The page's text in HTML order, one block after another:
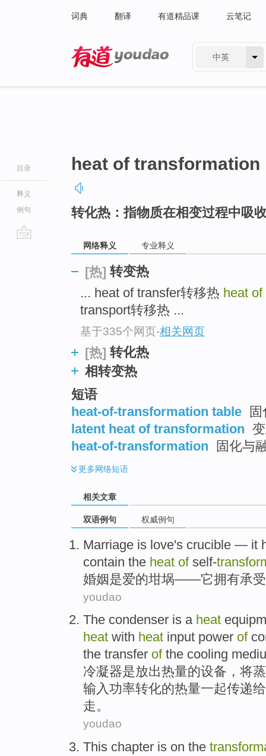
词典 翻译 有道精品课 云笔记
中英
目录
释义
例句
heat of transformation
转化热：指物质在相变过程中吸
网络释义 专业释义
[热] 转变热
... heat of transfer转移热 heat
transport转移热 ...
基于335个网页-相关网页
[热] 转化热
相转变热
短语
heat-of-transformation table
latent heat of transformation
heat-of-transformation
固化与
更多网络短语
相关文章
双语例句 权威例句
Marriage is love's crucible — it
contain the heat ofself-
婚姻是爱的坩埚——它拥有承受
youdao
The condenser is a heat
heat with heat input power of
the transfer ofthe cooling
冷凝器是放出热量的设备 ， 将
输入功率转化的热量一起传递
走。
youdao
This chapter is on the